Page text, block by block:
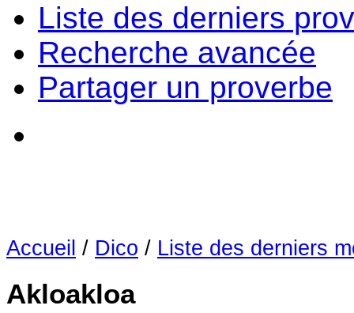
Liste des derniers
Recherche avancée
Partager un proverbe
Accueil / Dico / Liste des derniers
Akloakloa